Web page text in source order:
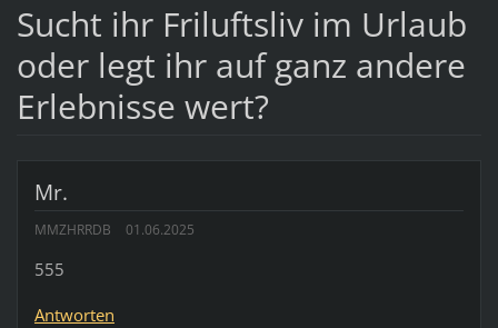
Sucht ihr Friluftsliv im Urlaub
oder legt ihr auf ganz andere
Erlebnisse wert?
Mr.
MMZHRRDB 01.06.2025
555
Antworten